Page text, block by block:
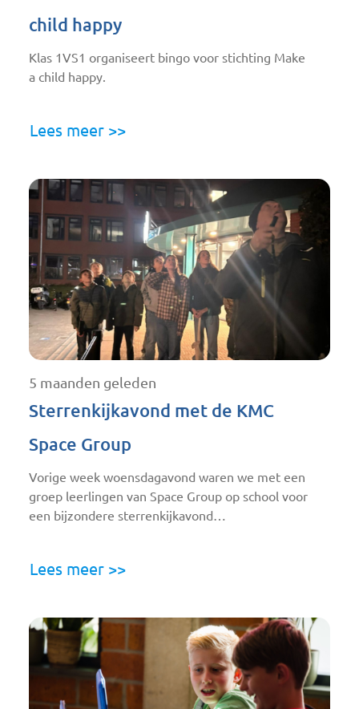
child happy
Klas 1VS1 organiseert bingo voor stichting Make
a child happy.
Lees meer >>
5 maanden geleden
Sterrenkijkavond met de KMC
Space Group
Vorige week woensdagavond waren we met een
groep leerlingen van Space Group op school voor
een bijzondere sterrenkijkavond…
Lees meer >>